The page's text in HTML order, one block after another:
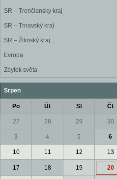
SR – Trenčiansky kraj
SR – Trnavský kraj
SR – Žilinský kraj
Evropa
Zbytek světa
Srpen
Po Út St Čt
27 28 29 30
3 4 5 6
10 11 12 13
17 18 19 20